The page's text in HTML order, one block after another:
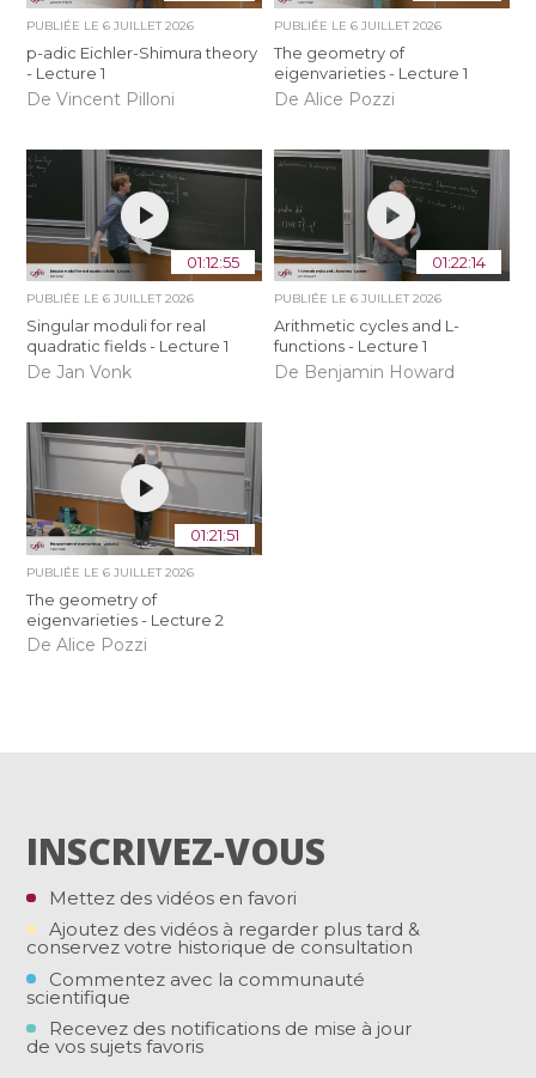
PUBLIÉE LE6 JUILLET 2026
p-adic Eichler-Shimura theory
- Lecture 1
De Vincent Pilloni
PUBLIÉE LE 6 JUILLET 2026
The geometry of
eigenvarieties - Lecture 1
De Alice Pozzi
01:12:55
PUBLIÉE LE6 JUILLET 2026
Singular moduli for real
quadratic fields - Lecture 1
De Jan Vonk
01:22:14
PUBLIÉE LE 6 JUILLET 2026
Arithmetic cycles and L-
functions - Lecture 1
De Benjamin Howard
01:21:51
PUBLIÉE LE6 JUILLET 2026
The geometry of
eigenvarieties - Lecture 2
De Alice Pozzi
INSCRIVEZ-VOUS
Mettez des vidéos en favori
Ajoutez des vidéos à regarder plus tard &
conservez votre historique de consultation
Commentez avec la communauté
scientifique
Recevez des notifications de mise à jour
de vos sujets favoris